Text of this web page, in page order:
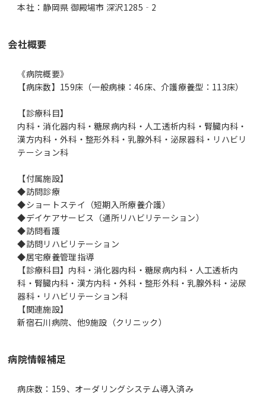
本社：静岡県 御殿場市 深沢1285‐2
会社概要
《病院概要》
【病床数】159床（一般病棟：46床、介護療養型：113床）
【診療科目】
内科・消化器内科・糖尿病内科・人工透析内科・腎臓内科・
漢方内科・外科・整形外科・乳腺外科・泌尿器科・リハビリ
テーション科
【付属施設】
◆訪問診療
◆ショートステイ（短期入所療養介護）
◆デイケアサービス（通所リハビリテーション）
◆訪問看護
◆訪問リハビリテーション
◆居宅療養管理指導
【診療科目】内科・消化器内科・糖尿病内科・人工透析内
科・腎臓内科・漢方内科・外科・整形外科・乳腺外科・泌尿
器科・リハビリテーション科
【関連施設】
新宿石川病院、他9施設（クリニック）
病院情報補足
病床数：159、オーダリングシステム導入済み